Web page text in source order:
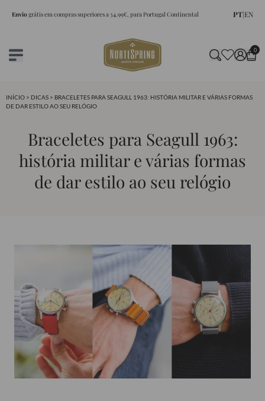
Enviográtis em compras superiores a 34.99€, para Portugal Continental PT|EN
0
INÍCIO > DICAS > BRACELETES PARA SEAGULL 1963: HISTÓRIA MILITAR E VÁRIAS FORMAS
DE DAR ESTILO AO SEU RELÓGIO
Braceletes para Seagull 1963:
história militar e várias formas
de dar estilo ao seu relógio